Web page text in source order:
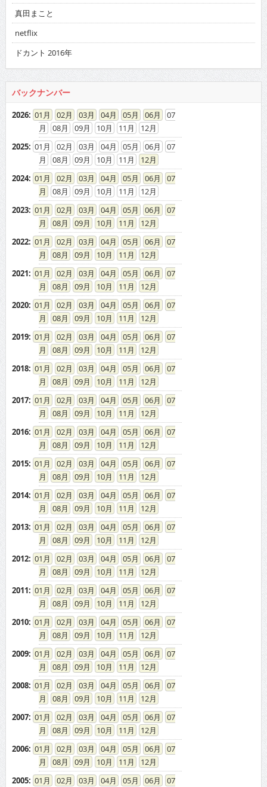
真田まこと
netflix
ドカント 2016年
バックナンバー
2026: 01 02 03 04 05 06
07
08
09 10 11
12
2025: 01 02 03 04 05 06
07
08
09 10 11
12
2024: 01 02 03 04 05 06
07
08
09 10 11
12
2023: 01 02 03 04 05 06
07
08
09 10 11
12
2022: 01 02 03 04 05 06
07
08
09 10 11
12
2021: 01 02 03 04 05 06
07
08
09 10 11
12
2020: 01 02 03 04 05 06
07
08
09 10 11
12
2019: 01 02 03 04 05 06
07
08
09 10 11
12
2018: 01 02 03 04 05 06
07
08
09 10 11
12
2017: 01 02 03 04 05 06
07
08
09 10 11
12
2016: 01 02 03 04 05 06
07
08
09 10 11
12
2015: 01 02 03 04 05 06
07
08
09 10 11
12
2014: 01 02 03 04 05 06
07
08
09 10 11
12
2013: 01 02 03 04 05 06
07
08
09 10 11
12
2012: 01 02 03 04 05 06
07
08
09 10 11
12
2011: 01 02 03 04 05 06
07
08
09 10 11
12
2010: 01 02 03 04 05 06
07
08
09 10 11
12
2009: 01 02 03 04 05 06
07
08
09 10 11
12
2008: 01 02 03 04 05 06
07
08
09 10 11
12
2007: 01 02 03 04 05 06
07
08
09 10 11
12
2006: 01 02 03 04 05 06
07
08
09 10 11
12
2005: 01 02 03 04 05 06
07